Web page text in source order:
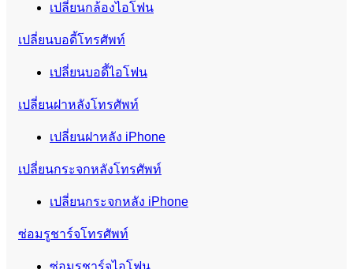
เปลี่ยนกล้องไอโฟน
เปลี่ยนบอดี้โทรศัพท์
เปลี่ยนบอดี้ไอโฟน
เปลี่ยนฝาหลังโทรศัพท์
เปลี่ยนฝาหลัง iPhone
เปลี่ยนกระจกหลังโทรศัพท์
เปลี่ยนกระจกหลัง iPhone
ซ่อมรูชาร์จโทรศัพท์